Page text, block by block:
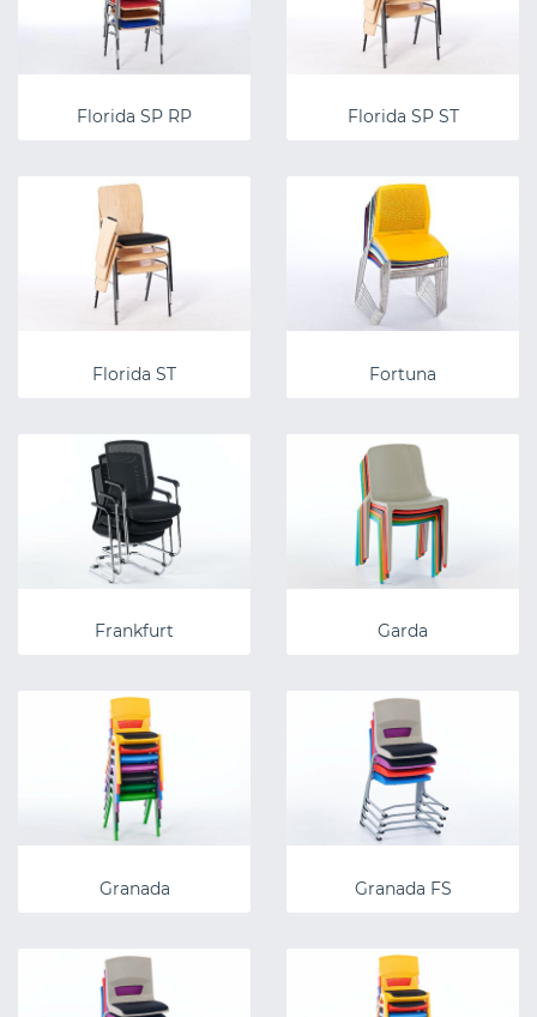
Florida SP RP Florida SP ST
Florida ST Fortuna
Frankfurt Garda
Granada Granada FS